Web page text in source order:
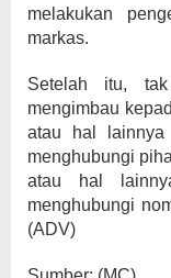
melakukan
markas.
Setelah itu, tak
mengimbau
atau hal lainnya
menghubungi
atau hal
menghubungi
(ADV)